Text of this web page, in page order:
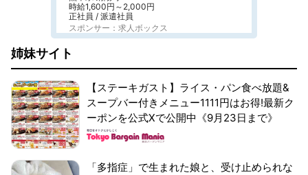
時給1,600円～2,000円
正社員 / 派遣社員
スポンサー：求人ボックス
姉妹サイト
【ステーキガスト】ライス・パン食べ放題&
スープバー付きメニュー1111円はお得!最新ク
ーポンを公式Xで公開中《9月23日まで》
「多指症」で生まれた娘と、受け止められな